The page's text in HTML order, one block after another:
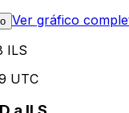
Ver gráfico
ILS
UTC